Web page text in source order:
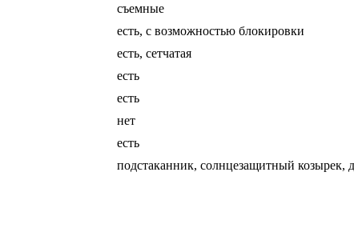
съемные
есть, с возможностью блокировки
есть, сетчатая
есть
есть
нет
есть
подстаканник, солнцезащитный козырек,